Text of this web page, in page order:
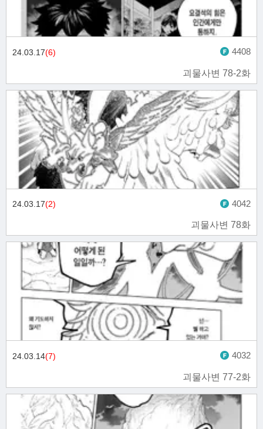
괴물사변 78-2화
24.03.17(6) 4408
괴물사변 78화
24.03.17(2) 4042
괴물사변 77-2화
24.03.14(7) 4032